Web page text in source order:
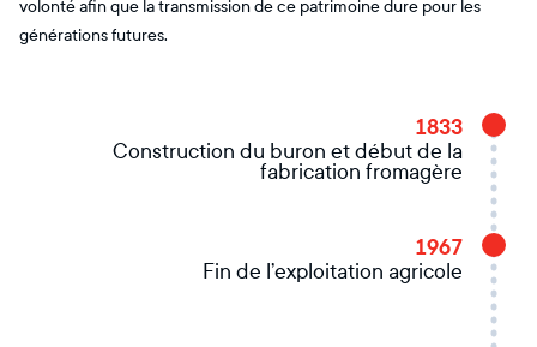
volonté afin que la transmission de ce patrimoine dure pour les
générations futures.
1833
Construction du buron et début de la
fabrication fromagère
1967
Fin de l’exploitation agricole